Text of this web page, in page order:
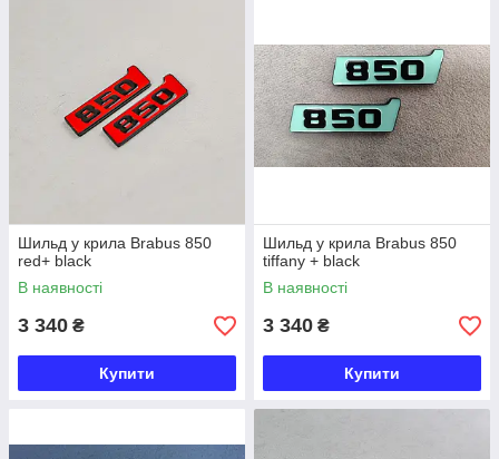
Шильд у крила Brabus 850
red+ black
В наявності
3 340 ₴
Купити
Шильд у крила Brabus 850
tiffany + black
В наявності
3 340 ₴
Купити